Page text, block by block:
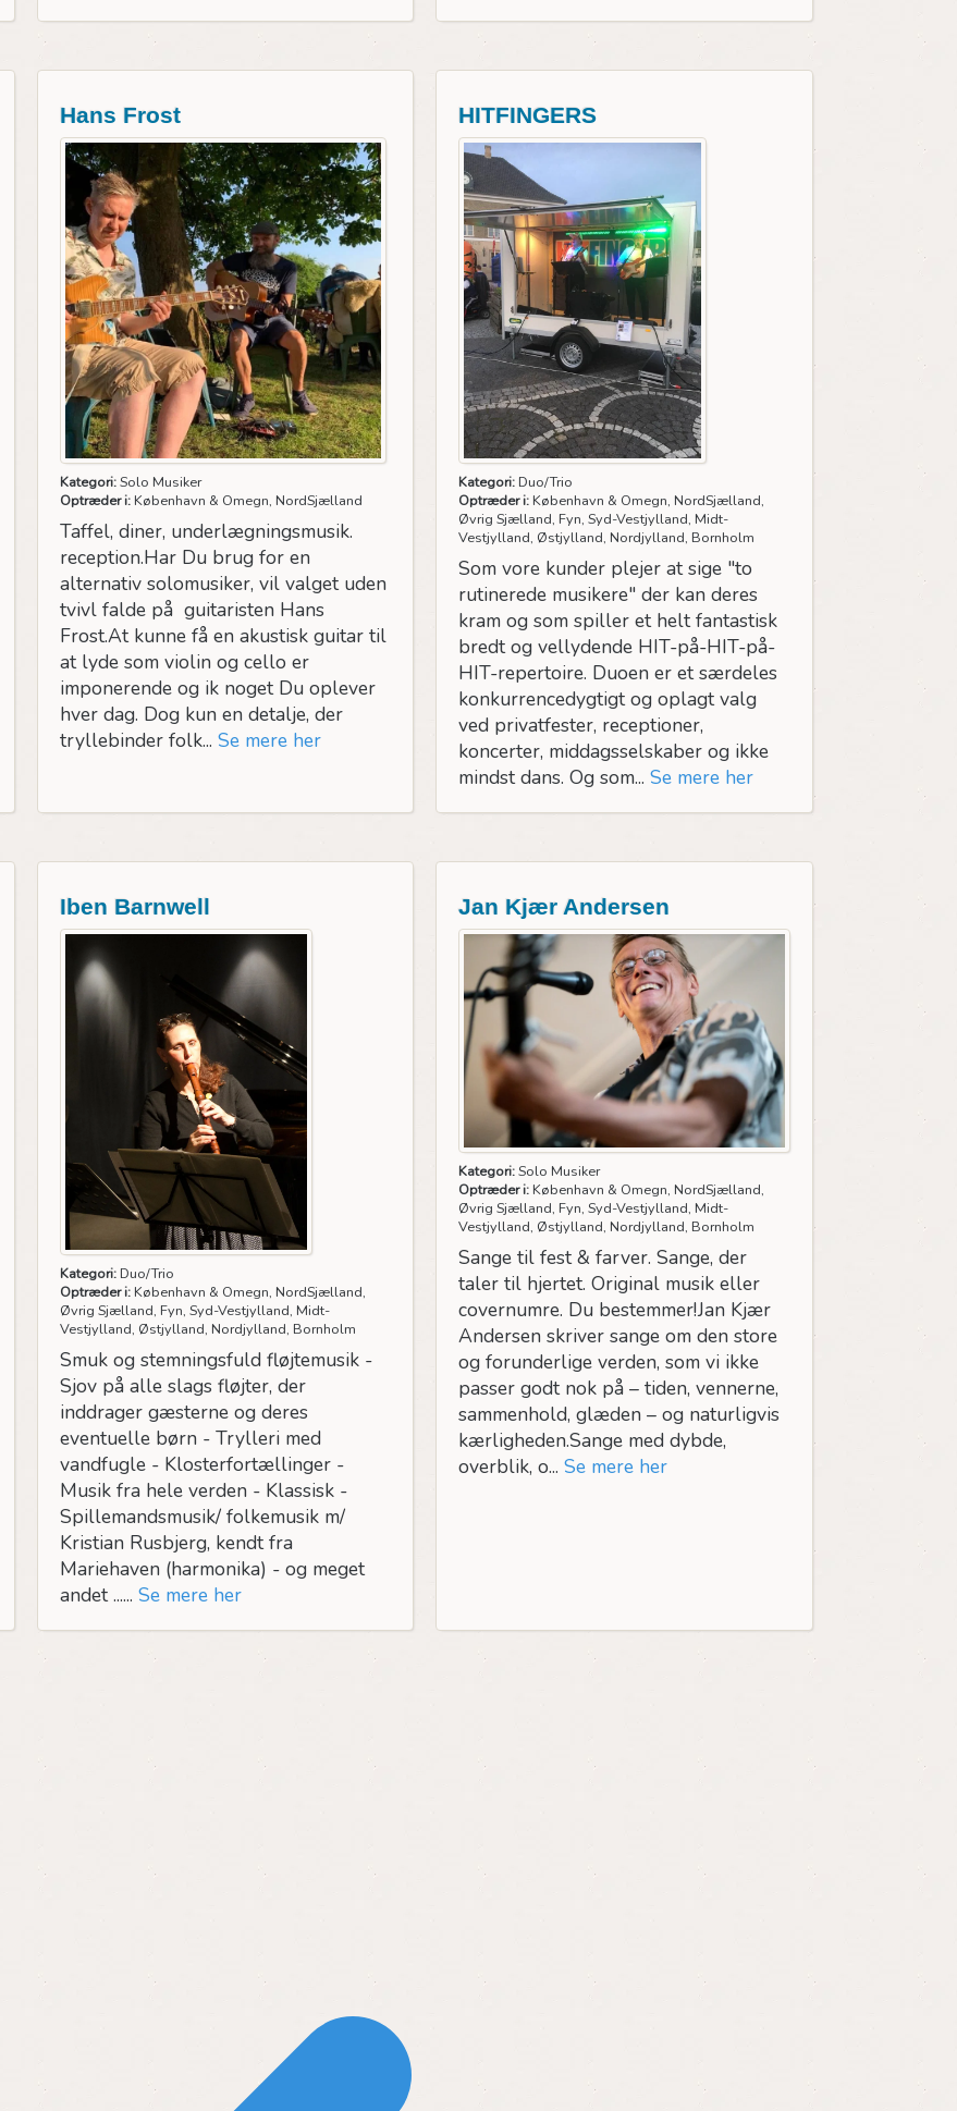
Hans Frost
Kategori:Solo Musiker
Optræder i:København & Omegn, NordSjælland
Taffel, diner, underlægningsmusik.
reception.Har Du brug for en
alternativ solomusiker, vil valget uden
tvivl falde på guitaristen Hans
Frost.At kunne få en akustisk guitar til
at lyde som violin og cello er
imponerende og ik noget Du oplever
hver dag. Dog kun en detalje, der
tryllebinder folk... Se mere her
HITFINGERS
Kategori: Duo/Trio
Optræder i: København & Omegn, NordSjælland,
Øvrig Sjælland, Fyn, Syd-Vestjylland, Midt-
Vestjylland, Østjylland, Nordjylland, Bornholm
Som vore kunder plejer at sige "to
rutinerede musikere" der kan deres
kram og som spiller et helt fantastisk
bredt og vellydende HIT-på-HIT-på-
HIT-repertoire. Duoen er et særdeles
konkurrencedygtigt og oplagt valg
ved privatfester, receptioner,
koncerter, middagsselskaber og ikke
mindst dans. Og som...Se mere her
Iben Barnwell
Kategori:Duo/Trio
Optræder i:København & Omegn, NordSjælland,
Øvrig Sjælland, Fyn, Syd-Vestjylland, Midt-
Vestjylland, Østjylland, Nordjylland, Bornholm
Smuk og stemningsfuld fløjtemusik -
Sjov på alle slags fløjter, der
inddrager gæsterne og deres
eventuelle børn - Trylleri med
vandfugle - Klosterfortællinger -
Musik fra hele verden - Klassisk -
Spillemandsmusik/ folkemusik m/
Kristian Rusbjerg, kendt fra
Mariehaven (harmonika) - og meget
andet ...... Se mere her
Jan Kjær Andersen
Kategori:Solo Musiker
Optræder i: København & Omegn, NordSjælland,
Øvrig Sjælland, Fyn, Syd-Vestjylland, Midt-
Vestjylland, Østjylland, Nordjylland, Bornholm
Sange til fest & farver. Sange, der
taler til hjertet. Original musik eller
covernumre. Du bestemmer!Jan Kjær
Andersen skriver sange om den store
og forunderlige verden, som vi ikke
passer godt nok på – tiden, vennerne,
sammenhold, glæden – og naturligvis
kærligheden.Sange med dybde,
overblik, o...Se mere her